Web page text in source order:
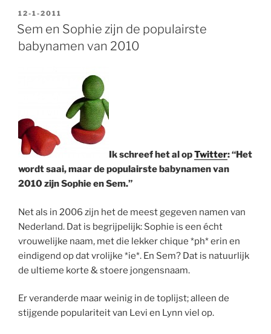
GEPLAATST
OP
12-1-2011
Sem en Sophie zijn de populairste
babynamen van 2010
Ik schreef het al opTwitter: “Het
wordt saai, maar de populairste babynamen van
2010 zijn Sophie en Sem.”
Net als in 2006 zijn het de meest gegeven namen van
Nederland. Dat is begrijpelijk: Sophie is een écht
vrouwelijke naam, met die lekker chique *ph* erin en
eindigend op dat vrolijke *ie*. En Sem? Dat is natuurlijk
de ultieme korte & stoere jongensnaam.
Er veranderde maar weinig in de toplijst; alleen de
stijgende populariteit van Levi en Lynn viel op.